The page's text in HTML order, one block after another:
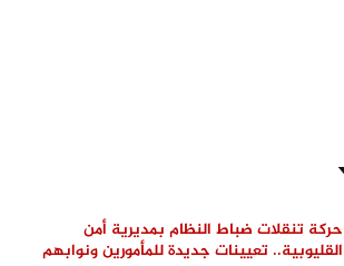
حركة تنقلات ضباط النظام بمديرية أمن
القليوبية.. تعيينات جديدة للمأمورين ونوابهم